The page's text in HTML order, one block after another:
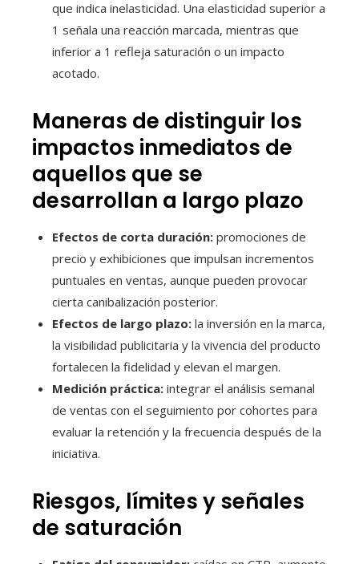
que indica inelasticidad. Una elasticidad superior a
1 señala una reacción marcada, mientras que
inferior a 1 refleja saturación o un impacto
acotado.
Maneras de distinguir los
impactos inmediatos de
aquellos que se
desarrollan a largo plazo
Efectos de corta duración: promociones de
precio y exhibiciones que impulsan incrementos
puntuales en ventas, aunque pueden provocar
cierta canibalización posterior.
Efectos de largo plazo: la inversión en la marca,
la visibilidad publicitaria y la vivencia del producto
fortalecen la fidelidad y elevan el margen.
Medición práctica: integrar el análisis semanal
de ventas con el seguimiento por cohortes para
evaluar la retención y la frecuencia después de la
iniciativa.
Riesgos, límites y señales
de saturación